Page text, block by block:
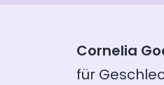
Cornelia
für